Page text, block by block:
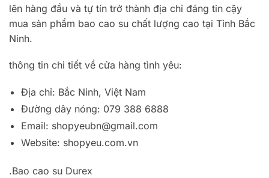
lên hàng đầu và tự tín trở thành địa chỉ đáng tin cậy
mua sản phẩm bao cao su chất lượng cao tại Tỉnh Bắc
Ninh.
thông tin chi tiết về cửa hàng tình yêu:
Địa chỉ: Bắc Ninh, Việt Nam
Đường dây nóng: 079 388 6888
Email: shopyeubn@gmail.com
Website: shopyeu.com.vn
.Bao cao su Durex